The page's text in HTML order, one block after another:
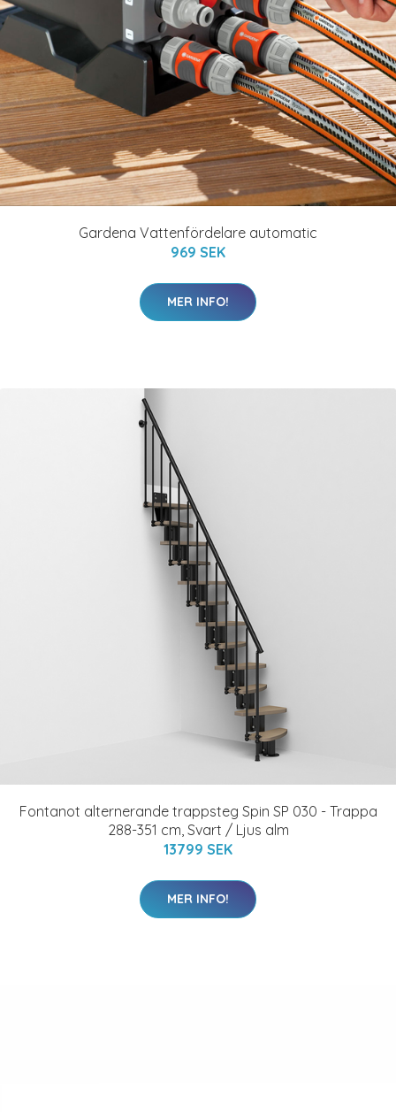
Gardena Vattenfördelare automatic
969 SEK
MER INFO!
Fontanot alternerande trappsteg Spin SP 030 - Trappa
288-351 cm, Svart / Ljus alm
13799 SEK
MER INFO!